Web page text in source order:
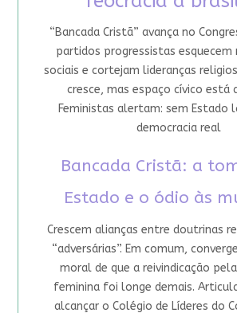
“Bancada Cristã” avança no
partidos progressistas esquecem
sociais e cortejam lideranças
cresce, mas espaço cívico está
Feministas alertam: sem Estado
democracia real
Bancada Cristã: a
Estado e o ódio às
Crescem alianças entre doutrinas
“adversárias”. Em comum,
moral de que a reivindicação
feminina foi longe demais.
alcançar o Colégio de Líderes do